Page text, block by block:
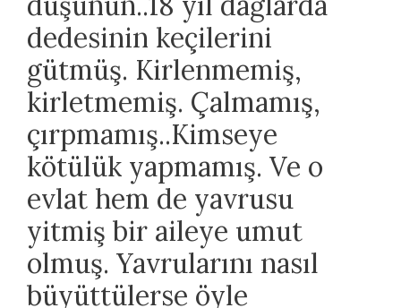
dedesinin keçilerini
gütmüş. Kirlenmemiş,
kirletmemiş. Çalmamış,
çırpmamış..Kimseye
kötülük yapmamış. Ve o
evlat hem de yavrusu
yitmiş bir aileye umut
olmuş. Yavrularını nasıl
büyüttülerse öyle